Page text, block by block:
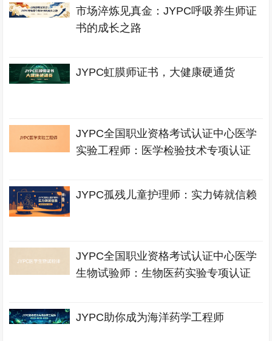
市场淬炼见真金：JYPC呼吸养生师证
书的成长之路
JYPC虹膜师证书，大健康硬通货
JYPC全国职业资格考试认证中心医学
实验工程师：医学检验技术专项认证
JYPC孤残儿童护理师：实力铸就信赖
JYPC全国职业资格考试认证中心医学
生物试验师：生物医药实验专项认证
JYPC助你成为海洋药学工程师